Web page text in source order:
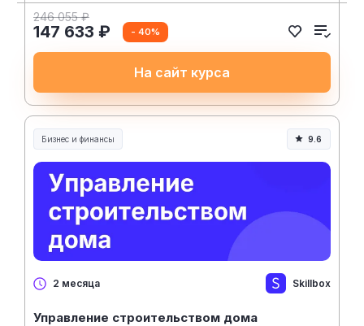
246 055 ₽
147 633 ₽ - 40%
На сайт курса
Бизнес и финансы 9.6
2 месяца Skillbox
Управление строительством дома